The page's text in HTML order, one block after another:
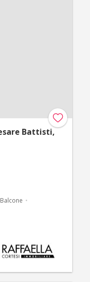
Battisti,
Balcone